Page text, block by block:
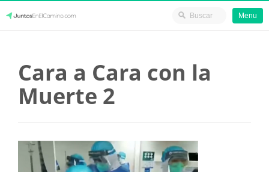
content
Menu
Cara a Cara con la
Muerte 2